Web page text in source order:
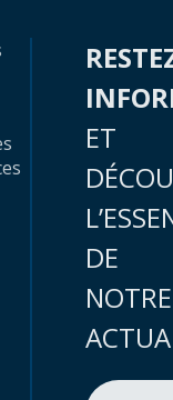
ET
DE
NOTRE